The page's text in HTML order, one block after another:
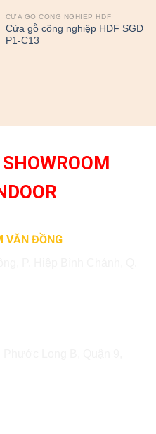
CỬA GỖ CÔNG NGHIỆP HDF
Cửa gỗ công nghiệp HDF SGD
P1-C13
VĂN ĐỒNG